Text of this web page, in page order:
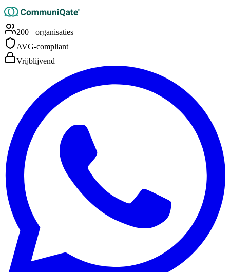
200+ organisaties
AVG-compliant
Vrijblijvend